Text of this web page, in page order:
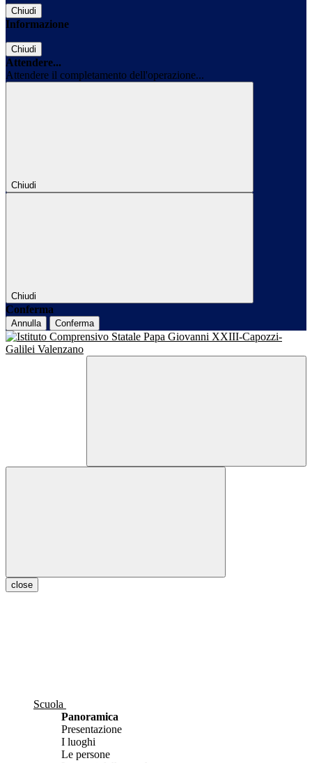
Chiudi
Informazione
Chiudi
Attendere...
Attendere il completamento dell'operazione...
Chiudi
Chiudi
Conferma
Annulla Conferma
close
Scuola
Panoramica
Presentazione
I luoghi
Le persone